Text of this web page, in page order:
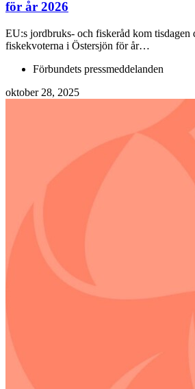
för år 2026
EU:s jordbruks- och fiskeråd kom tisdagen
fiskekvoterna i Östersjön för år…
Förbundets pressmeddelanden
oktober 28, 2025